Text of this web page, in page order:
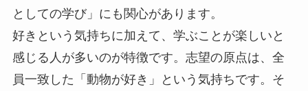
としての学び」にも関心があります。
好きという気持ちに加えて、学ぶことが楽しいと
感じる人が多いのが特徴です。志望の原点は、全
員一致した「動物が好き」という気持ちです。そ